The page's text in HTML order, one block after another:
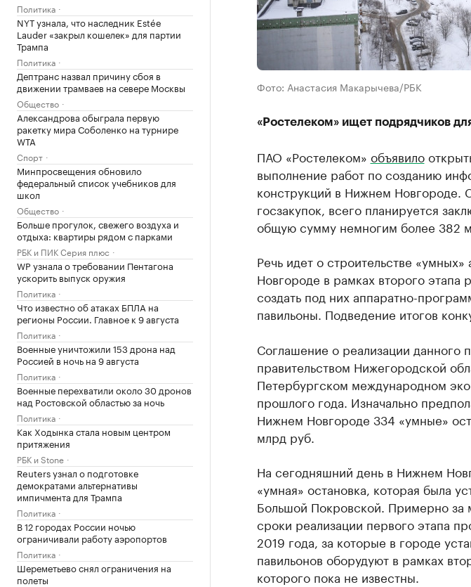
Политика
NYT узнала, что наследник Estée
Lauder «закрыл кошелек» для партии
Трампа
Политика
Дептранс назвал причину сбоя в
движении трамваев на севере Москвы
Общество
Александрова обыграла первую
ракетку мира Соболенко на турнире
WTA
Спорт
Минпросвещения обновило
федеральный список учебников для
школ
Общество
Больше прогулок, свежего воздуха и
отдыха: квартиры рядом с парками
РБК и ПИК Серия плюс
WP узнала о требовании Пентагона
ускорить выпуск оружия
Политика
Что известно об атаках БПЛА на
регионы России. Главное к 9 августа
Политика
Военные уничтожили 153 дрона над
Россией в ночь на 9 августа
Политика
Военные перехватили около 30 дронов
над Ростовской областью за ночь
Политика
Как Ходынка стала новым центром
притяжения
РБК и Stone
Reuters узнал о подготовке
демократами альтернативы
импичмента для Трампа
Политика
В 12 городах России ночью
ограничивали работу аэропортов
Политика
Шереметьево снял ограничения на
полеты
Фото: Анастасия Макарычева/РБК
«Ростелеком» ищет подрядчиков
ПАО ​«Ростелеком» объявило
выполнение работ по созданию
конструкций в Нижнем Новгороде.
госзакупок, всего планируется
общую сумму немногим более 382
Речь идет о строительстве
Новгороде в рамках второго этапа
создать под них аппаратно-
павильоны. Подведение итогов
Соглашение о реализации данного
правительством Нижегородской
Петербургском международном
прошлого года. Изначально
Нижнем Новгороде 334 «умные»
млрд руб.
На сегодняшний день в Нижнем
«умная» остановка, которая была
Большой Покровской. Примерно за
сроки реализации первого этапа
2019 года, за которые в городе
павильонов оборудуют в рамках
которого пока не известны.